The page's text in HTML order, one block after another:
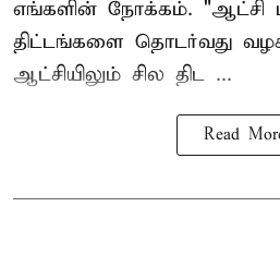
எங்களின் நோக்கம். "ஆட்சி
திட்டங்களை தொடர்வது
ஆட்சியிலும் சில திட ...
Read